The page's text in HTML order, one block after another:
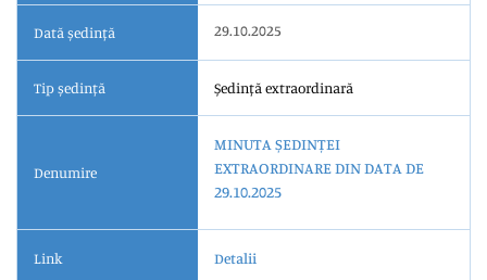
Dată ședință 29.10.2025
Tip ședință Ședință extraordinară
Denumire
MINUTA ȘEDINȚEI
EXTRAORDINARE DIN DATA DE
29.10.2025
Link Detalii